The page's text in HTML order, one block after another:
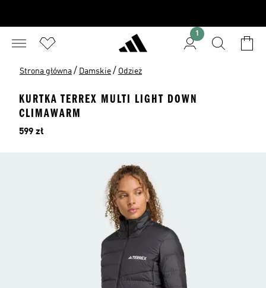
1
Strona główna / Damskie / Odzież
KURTKA TERREX MULTI LIGHT DOWN
CLIMAWARM
Cena
599 zł